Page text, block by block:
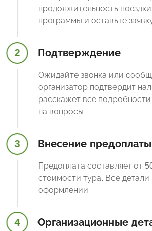
продолжительность
программы и оставьте
2 Подтверждение
Ожидайте звонка или
организатор подтвердит
расскажет все подробности
на вопросы
3 Внесение предоплаты
Предоплата составляет от
стоимости тура. Все
оформлении
4 Организационные